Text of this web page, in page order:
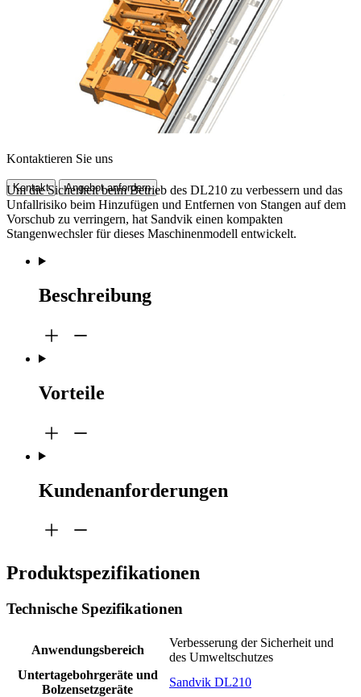
Kontaktieren Sie uns
Kontakt Angebot anfordern
Um die Sicherheit beim Betrieb des DL210 zu verbessern und das
Unfallrisiko beim Hinzufügen und Entfernen von Stangen auf dem
Vorschub zu verringern, hat Sandvik einen kompakten
Stangenwechsler für dieses Maschinenmodell entwickelt.
Beschreibung
Vorteile
Kundenanforderungen
Produktspezifikationen
Technische Spezifikationen
Anwendungsbereich
Verbesserung der Sicherheit und
des Umweltschutzes
Untertagebohrgeräte und
Bolzensetzgeräte
Sandvik DL210